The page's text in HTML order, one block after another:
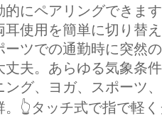
的にペアリングできま
耳使用を簡単に切り替
ーツでの通勤時に突然
丈夫。あらゆる気象条
ング、ヨガ、スポーツ
。👆タッチ式で指で軽